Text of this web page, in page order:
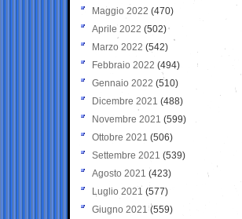
Maggio 2022 (470)
Aprile 2022 (502)
Marzo 2022 (542)
Febbraio 2022 (494)
Gennaio 2022 (510)
Dicembre 2021 (488)
Novembre 2021 (599)
Ottobre 2021 (506)
Settembre 2021 (539)
Agosto 2021 (423)
Luglio 2021 (577)
Giugno 2021(559)